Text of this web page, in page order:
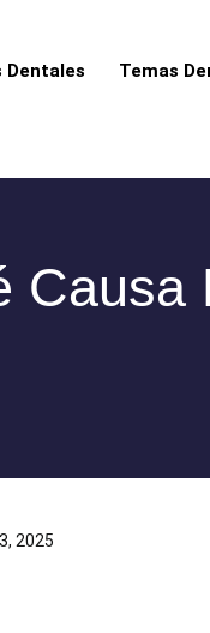
Dentales Temas
Causa
2025